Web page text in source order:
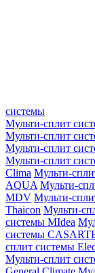
системы
Мульти-сплит
Мульти-сплит
Мульти-сплит
Мульти-сплит
Clima Мульти-
AQUA Мульти-
MDV Мульти-
Thaicon Мульти-
системы MIdea
системы
сплит системы
Мульти-сплит